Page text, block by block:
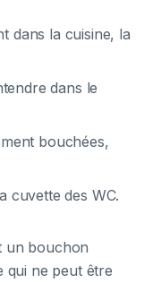
dans la cuisine, la
dans le
bouchées,
cuvette des WC.
un bouchon
qui ne peut être